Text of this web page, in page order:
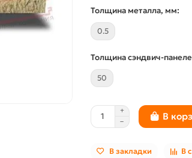
Толщина металла, мм:
0.5
Толщина сэндвич-
50
В
В закладки В